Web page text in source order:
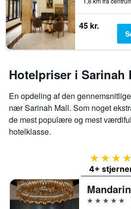
45 kr.
Hotelpriser i Sarinah
En opdeling af den
nær Sarinah Mall. Som noget
de mest populære og mest
hotelklasse.
4
4+
5 stjerner